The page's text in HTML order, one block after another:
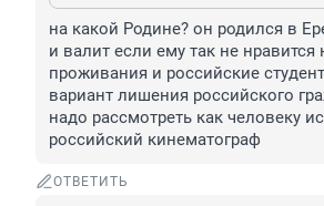
на какой Родине? он родился в
и валит если ему так не
проживания и российские
вариант лишения российского
надо рассмотреть как человеку
российский кинематограф
ОТВЕТИТЬ